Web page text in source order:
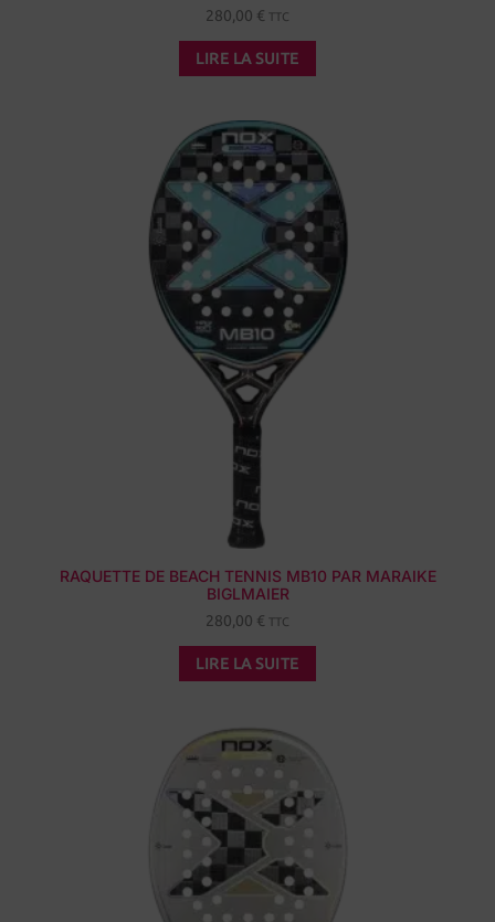
280,00 € TTC
LIRE LA SUITE
RAQUETTE DE BEACH TENNIS MB10 PAR MARAIKE
BIGLMAIER
280,00 € TTC
LIRE LA SUITE